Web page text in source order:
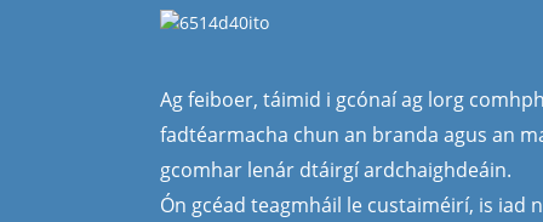
Ag feiboer, táimid i gcónaí ag lorg
fadtéarmacha chun an branda agus an
gcomhar lenár dtáirgí ardchaighdeáin.
Ón gcéad teagmháil le custaiméirí, is iad